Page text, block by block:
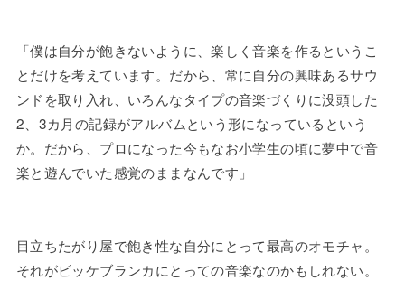
「僕は自分が飽きないように、楽しく音楽を作るというこ
とだけを考えています。だから、常に自分の興味あるサウ
ンドを取り入れ、いろんなタイプの音楽づくりに没頭した
2、3カ月の記録がアルバムという形になっているという
か。だから、プロになった今もなお小学生の頃に夢中で音
楽と遊んでいた感覚のままなんです」
目立ちたがり屋で飽き性な自分にとって最高のオモチャ。
それがビッケブランカにとっての音楽なのかもしれない。